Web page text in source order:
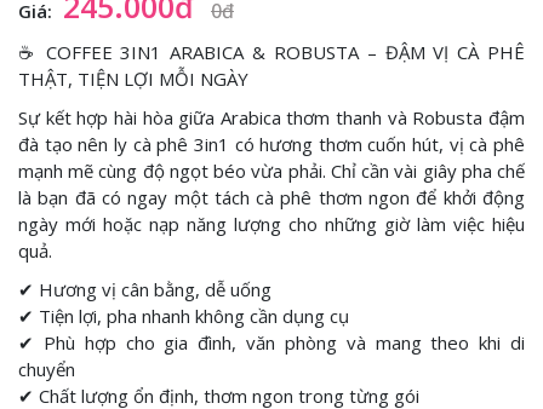
Giá: 0đ
☕ COFFEE 3IN1 ARABICA & ROBUSTA – ĐẬM VỊ CÀ PHÊ
THẬT, TIỆN LỢI MỖI NGÀY
Sự kết hợp hài hòa giữa Arabica thơm thanh và Robusta đậm
đà tạo nên ly cà phê 3in1 có hương thơm cuốn hút, vị cà phê
mạnh mẽ cùng độ ngọt béo vừa phải. Chỉ cần vài giây pha chế
là bạn đã có ngay một tách cà phê thơm ngon để khởi động
ngày mới hoặc nạp năng lượng cho những giờ làm việc hiệu
quả.
✔ Hương vị cân bằng, dễ uống
✔ Tiện lợi, pha nhanh không cần dụng cụ
✔ Phù hợp cho gia đình, văn phòng và mang theo khi di
chuyển
✔ Chất lượng ổn định, thơm ngon trong từng gói